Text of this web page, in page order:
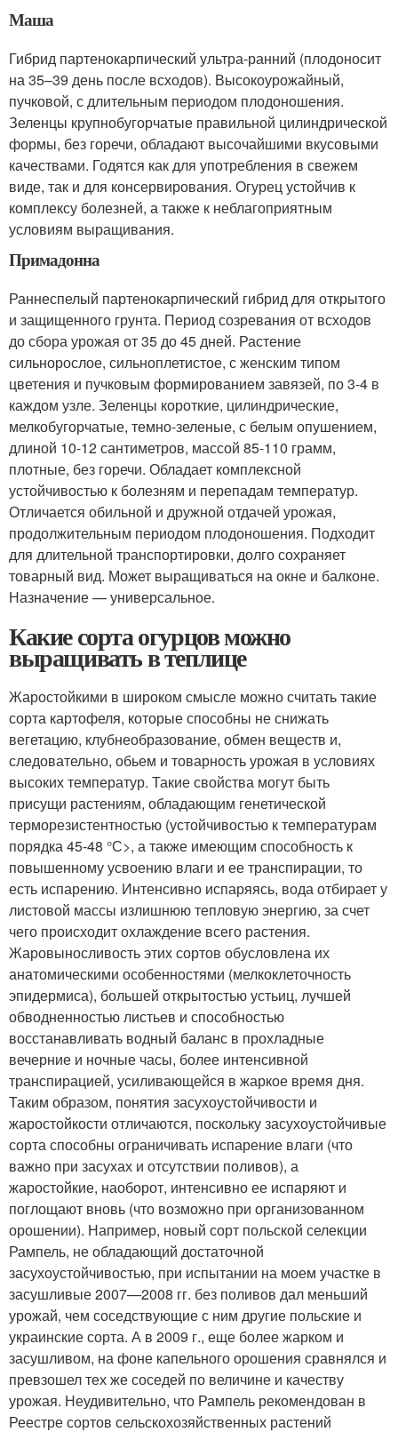
Маша
Гибрид партенокарпический ультра-ранний (плодоносит
на 35–39 день после всходов). Высокоурожайный,
пучковой, с длительным периодом плодоношения.
Зеленцы крупнобугорчатые правильной цилиндрической
формы, без горечи, обладают высочайшими вкусовыми
качествами. Годятся как для употребления в свежем
виде, так и для консервирования. Огурец устойчив к
комплексу болезней, а также к неблагоприятным
условиям выращивания.
Примадонна
Раннеспелый партенокарпический гибрид для открытого
и защищенного грунта. Период созревания от всходов
до сбора урожая от 35 до 45 дней. Растение
сильнорослое, сильноплетистое, с женским типом
цветения и пучковым формированием завязей, по 3-4 в
каждом узле. Зеленцы короткие, цилиндрические,
мелкобугорчатые, темно-зеленые, с белым опушением,
длиной 10-12 сантиметров, массой 85-110 грамм,
плотные, без горечи. Обладает комплексной
устойчивостью к болезням и перепадам температур.
Отличается обильной и дружной отдачей урожая,
продолжительным периодом плодоношения. Подходит
для длительной транспортировки, долго сохраняет
товарный вид. Может выращиваться на окне и балконе.
Назначение — универсальное.
Какие сорта огурцов можно
выращивать в теплице
Жаростойкими в широком смысле можно считать такие
сорта картофеля, которые способны не снижать
вегетацию, клубнеобразование, обмен веществ и,
следовательно, обьем и товарность урожая в условиях
высоких температур. Такие свойства могут быть
присущи растениям, обладающим генетической
терморезистентностью (устойчивостью к температурам
порядка 45-48 °С>, а также имеющим способность к
повышенному усвоению влаги и ее транспирации, то
есть испарению. Интенсивно испаряясь, вода отбирает у
листовой массы излишнюю тепловую энергию, за счет
чего происходит охлаждение всего растения.
Жаровыносливость этих сортов обусловлена их
анатомическими особенностями (мелкоклеточность
эпидермиса), большей открытостью устьиц, лучшей
обводненностью листьев и способностью
восстанавливать водный баланс в прохладные
вечерние и ночные часы, более интенсивной
транспирацией, усиливающейся в жаркое время дня.
Таким образом, понятия засухоустойчивости и
жаростойкости отличаются, поскольку засухоустойчивые
сорта способны ограничивать испарение влаги (что
важно при засухах и отсутствии поливов), а
жаростойкие, наоборот, интенсивно ее испаряют и
поглощают вновь (что возможно при организованном
орошении). Например, новый сорт польской селекции
Рампель, не обладающий достаточной
засухоустойчивостью, при испытании на моем участке в
засушливые 2007—2008 гг. без поливов дал меньший
урожай, чем соседствующие с ним другие польские и
украинские сорта. А в 2009 г., еще более жарком и
засушливом, на фоне капельного орошения сравнялся и
превзошел тех же соседей по величине и качеству
урожая. Неудивительно, что Рампель рекомендован в
Реестре сортов сельскохозяйственных растений